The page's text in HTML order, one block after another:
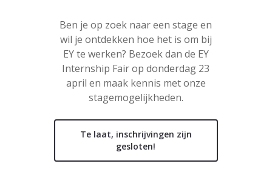
Ben je op zoek naar een stage en
wil je ontdekken hoe het is om bij
EY te werken? Bezoek dan de EY
Internship Fair op donderdag 23
april en maak kennis met onze
stagemogelijkheden.
Te laat, inschrijvingen zijn
gesloten!